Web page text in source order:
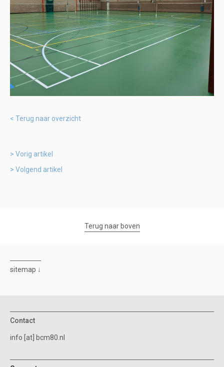
Terug naar overzicht
Vorig artikel
Volgend artikel
Terug naar boven
sitemap
Contact
info [at] bcm80.nl